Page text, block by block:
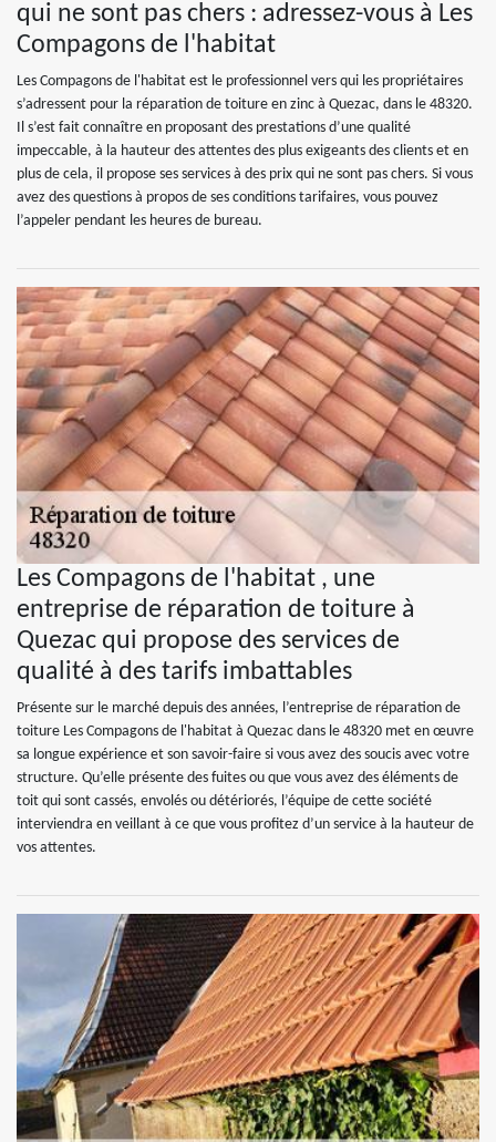
qui ne sont pas chers : adressez-vous à Les
Compagons de l'habitat
Les Compagons de l'habitat est le professionnel vers qui les propriétaires
s’adressent pour la réparation de toiture en zinc à Quezac, dans le 48320.
Il s’est fait connaître en proposant des prestations d’une qualité
impeccable, à la hauteur des attentes des plus exigeants des clients et en
plus de cela, il propose ses services à des prix qui ne sont pas chers. Si vous
avez des questions à propos de ses conditions tarifaires, vous pouvez
l’appeler pendant les heures de bureau.
Les Compagons de l'habitat , une
entreprise de réparation de toiture à
Quezac qui propose des services de
qualité à des tarifs imbattables
Présente sur le marché depuis des années, l’entreprise de réparation de
toiture Les Compagons de l'habitat à Quezac dans le 48320 met en œuvre
sa longue expérience et son savoir-faire si vous avez des soucis avec votre
structure. Qu’elle présente des fuites ou que vous avez des éléments de
toit qui sont cassés, envolés ou détériorés, l’équipe de cette société
interviendra en veillant à ce que vous profitez d’un service à la hauteur de
vos attentes.